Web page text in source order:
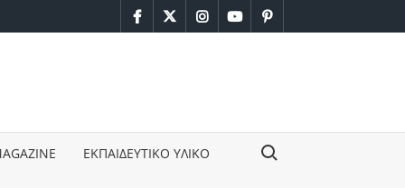
facebook
twitterinstagram
youtubepinterest
ΕΚΠΑΙΔΕΥΤΙΚΟ ΥΛΙΚΟ Search for: